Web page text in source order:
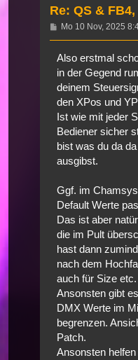
Re: QS &
Beitrag
Mo 10 Nov, 2025
Also erstmal
in der Gegend
deinem
den XPos und
Ist wie mit jeder
Bediener sicher
bist was du da
ausgibst.
Ggf. im
Default Werte
Das ist aber
die im Pult
hast dann
nach dem
auch für Size etc.
Ansonsten gibt
DMX Werte im
begrenzen.
Patch.
Ansonsten